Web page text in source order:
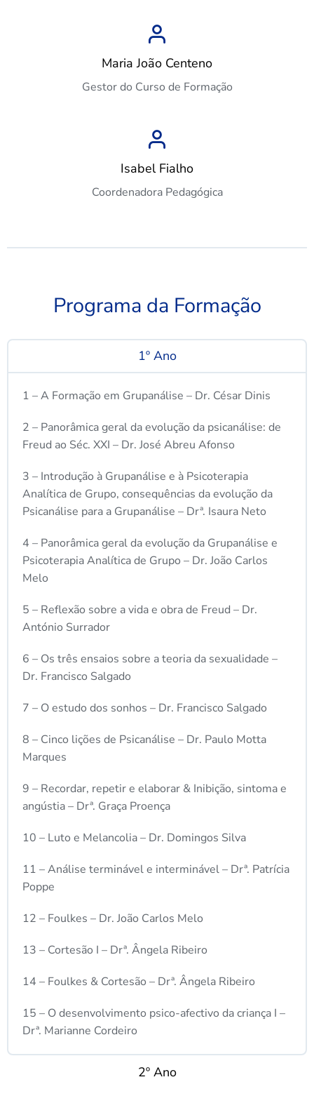
Maria João Centeno
Gestor do Curso de Formação
Isabel Fialho
Coordenadora Pedagógica
Programa da Formação
1º Ano
1 – A Formação em Grupanálise – Dr. César Dinis
2 – Panorâmica geral da evolução da psicanálise: de
Freud ao Séc. XXI – Dr. José Abreu Afonso
3 – Introdução à Grupanálise e à Psicoterapia
Analítica de Grupo, consequências da evolução da
Psicanálise para a Grupanálise – Drª. Isaura Neto
4 – Panorâmica geral da evolução da Grupanálise e
Psicoterapia Analítica de Grupo – Dr. João Carlos
Melo
5 – Reflexão sobre a vida e obra de Freud – Dr.
António Surrador
6 – Os três ensaios sobre a teoria da sexualidade –
Dr. Francisco Salgado
7 – O estudo dos sonhos – Dr. Francisco Salgado
8 – Cinco lições de Psicanálise – Dr. Paulo Motta
Marques
9 – Recordar, repetir e elaborar & Inibição, sintoma e
angústia – Drª. Graça Proença
10 – Luto e Melancolia – Dr. Domingos Silva
11 – Análise terminável e interminável – Drª. Patrícia
Poppe
12 – Foulkes – Dr. João Carlos Melo
13 – Cortesão I – Drª. Ângela Ribeiro
14 – Foulkes & Cortesão – Drª. Ângela Ribeiro
15 – O desenvolvimento psico-afectivo da criança I –
Drª. Marianne Cordeiro
2º Ano